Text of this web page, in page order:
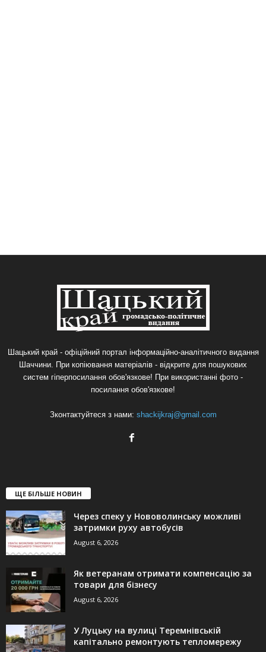
Шацький край - офіційний портал інформаційно-аналітичного видання
Шаччини. При копіювання матеріалів - відкрите для пошукових
систем гіперпосилання обов'язкове! При використанні фото -
посилання обов'язкове!
Зконтактуйтеся з нами: shackijkraj@gmail.com
ЩЕ БІЛЬШЕ НОВИН
Через спеку у Нововолинську можливі
затримки руху автобусів
August 6, 2026
Як ветеранам отримати компенсацію за
товари для бізнесу
August 6, 2026
У Луцьку на вулиці Теремнівській
капітально ремонтують тепломережу